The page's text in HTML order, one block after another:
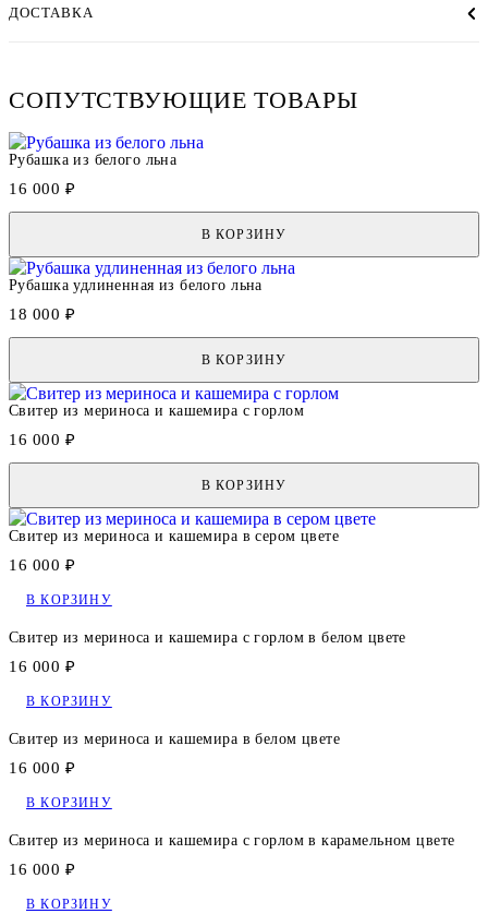
ДОСТАВКА
СОПУТСТВУЮЩИЕ ТОВАРЫ
Рубашка из белого льна
16 000 ₽
В КОРЗИНУ
Рубашка удлиненная из белого льна
18 000 ₽
В КОРЗИНУ
Свитер из мериноса и кашемира с горлом
16 000 ₽
В КОРЗИНУ
Свитер из мериноса и кашемира в сером цвете
16 000 ₽
В КОРЗИНУ
Свитер из мериноса и кашемира с горлом в белом цвете
16 000 ₽
В КОРЗИНУ
Свитер из мериноса и кашемира в белом цвете
16 000 ₽
В КОРЗИНУ
Свитер из мериноса и кашемира с горлом в карамельном цвете
16 000 ₽
В КОРЗИНУ